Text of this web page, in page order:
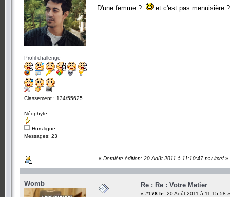
Profil challenge
Classement : 134/55625
Néophyte
Hors ligne
Messages: 23
D'une femme ? et c'est pas menuisière
« Dernière édition: 20 Août 2011 à 11:10:47 par itcef»
Womb Re : Re : Votre Metier
« #178 le: 20 Août 2011 à 11:15:58 »